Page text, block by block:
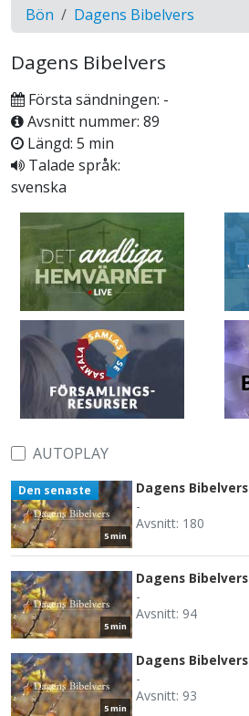
Bön Dagens Bibelvers
Dagens Bibelvers
Första sändningen: -
Avsnitt nummer: 89
Längd: 5 min
Talade språk:
svenska
AUTOPLAY
5 min
Den senaste Dagens Bibelvers
-
Avsnitt: 180
5 min
Dagens Bibelvers
-
Avsnitt: 94
5 min
Dagens Bibelvers
-
Avsnitt: 93